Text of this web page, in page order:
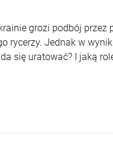
grozi podbój przez
rycerzy. Jednak w
się uratować? I jaką